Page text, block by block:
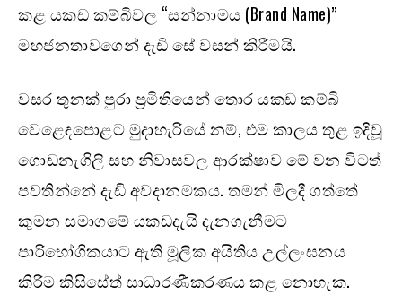
කළ යකඩ කම්බිවල “සන්නාමය (Brand Name)”
මහජනතාවගෙන් දැඩි සේ වසන් කිරීමයි.
වසර තුනක් පුරා ප්‍රමිතියෙන් තොර යකඩ කම්බි
වෙළෙඳපොළට මුදාහැරියේ නම්, එම කාලය තුළ ඉදිවූ
ගොඩනැගිලි සහ නිවාසවල ආරක්ෂාව මේ වන විටත්
පවතින්නේ දැඩි අවදානමකය. තමන් මිලදී ගත්තේ
කුමන සමාගමේ යකඩදැයි දැනගැනීමට
පාරිභෝගිකයාට ඇති මූලික අයිතිය උල්ලංඝනය
කිරීම කිසිසේත් සාධාරණීකරණය කළ නොහැක.